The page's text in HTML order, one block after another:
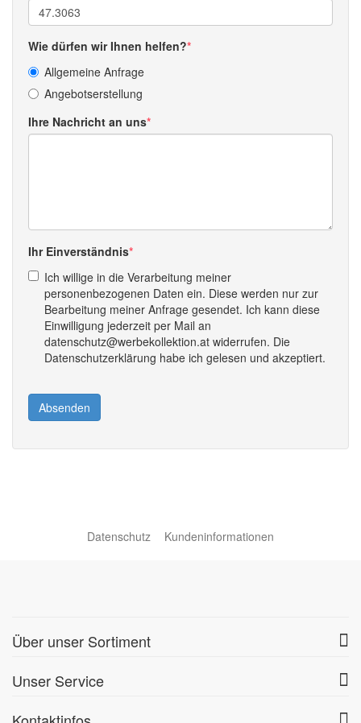
Wie dürfen wir Ihnen helfen?
Allgemeine Anfrage
Angebotserstellung
Ihre Nachricht an uns
Ihr Einverständnis
Ich willige in die Verarbeitung meiner
personenbezogenen Daten ein. Diese werden nur zur
Bearbeitung meiner Anfrage gesendet. Ich kann diese
Einwilligung jederzeit per Mail an
datenschutz@werbekollektion.at widerrufen. Die
Datenschutzerklärung habe ich gelesen und akzeptiert.
Absenden
Datenschutz Kundeninformationen
Über unser Sortiment
Unser Service